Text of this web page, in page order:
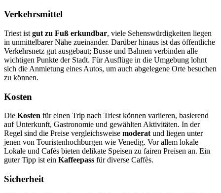
Verkehrsmittel
Triest ist gut zu Fuß erkundbar, viele Sehenswürdigkeiten liegen
in unmittelbarer Nähe zueinander. Darüber hinaus ist das öffentliche
Verkehrsnetz gut ausgebaut; Busse und Bahnen verbinden alle
wichtigen Punkte der Stadt. Für Ausflüge in die Umgebung lohnt
sich die Anmietung eines Autos, um auch abgelegene Orte besuchen
zu können.
Kosten
Die Kosten für einen Trip nach Triest können variieren, basierend
auf Unterkunft, Gastronomie und gewählten Aktivitäten. In der
Regel sind die Preise vergleichsweise moderat und liegen unter
jenen von Touristenhochburgen wie Venedig. Vor allem lokale
Lokale und Cafés bieten delikate Speisen zu fairen Preisen an. Ein
guter Tipp ist ein Kaffeepass für diverse Caffès.
Sicherheit